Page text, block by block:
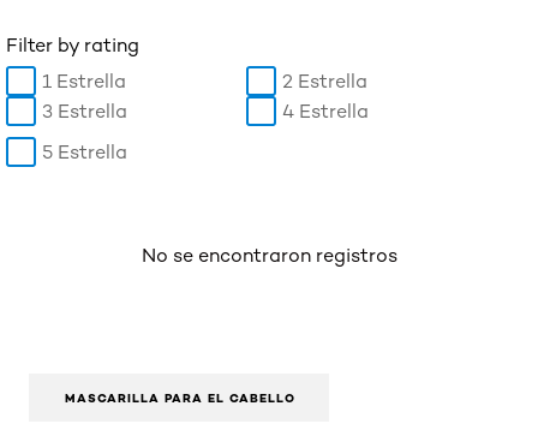
Filter by rating
1 Estrella
2 Estrella
3 Estrella
4 Estrella
5 Estrella
No se encontraron registros
MASCARILLA PARA EL CABELLO